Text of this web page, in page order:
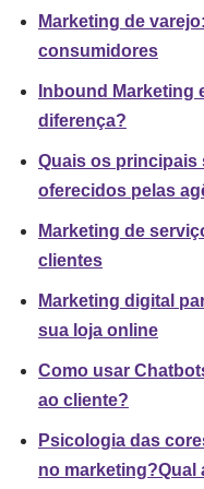
Marketing de
consumidores
Inbound Marketing
diferença?
Quais os principais
oferecidos pelas
Marketing de
clientes
Marketing digital
sua loja online
Como usar
ao cliente?
Psicologia das
no marketing?Qual